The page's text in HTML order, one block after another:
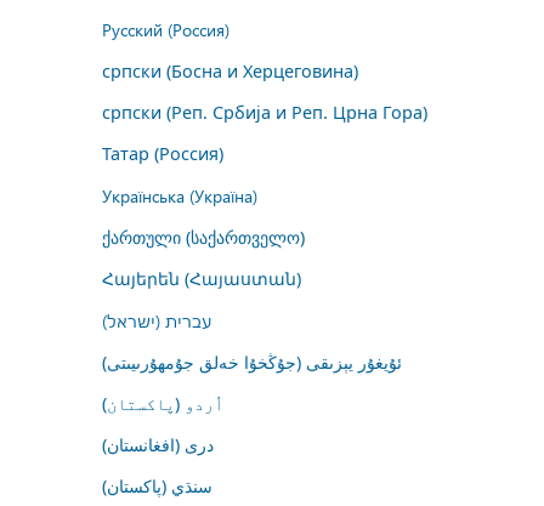
Русский (Россия)
српски (Босна и Херцеговина)
српски (Реп. Србија и Реп. Црна Гора)
Татар (Россия)
Українська (Україна)
ქართული (საქართველო)
Հայերեն (Հայաստան)
עברית (ישראל)
ئۇيغۇر يېزىقى (جۇڭخۇا خەلق جۇمھۇرىيىتى)
اُردو (پاکستان)
درى (افغانستان)
سنڌي (پاکستان)